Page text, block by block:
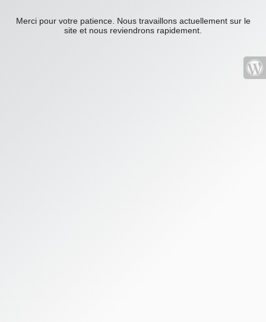
Merci pour votre patience. Nous travaillons actuellement sur le
site et nous reviendrons rapidement.